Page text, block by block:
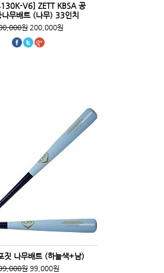
V6] ZETT KBSA 공
나무배트 (나무) 33인치
원200,000원
짓 나무배트 (하늘색+남)
원99,000원